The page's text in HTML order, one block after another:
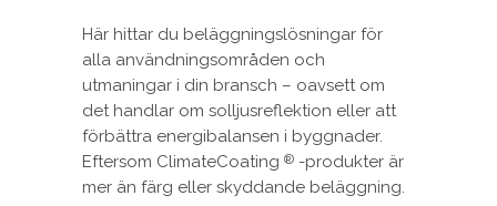
Här hittar du beläggningslösningar för
alla användningsområden och
utmaningar i din bransch – oavsett om
det handlar om solljusreflektion eller att
förbättra energibalansen i byggnader.
Eftersom ClimateCoating ® -produkter är
mer än färg eller skyddande beläggning.